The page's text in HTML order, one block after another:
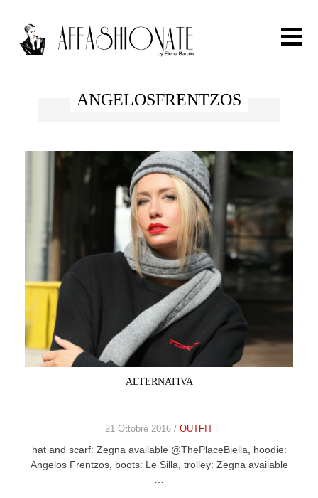
FASHION
OUTFIT
BEAUTY
CELEB
ANGELOSFRENTZOS
ALTERNATIVA
21 Ottobre 2016 / OUTFIT
hat and scarf: Zegna available @ThePlaceBiella, hoodie:
Angelos Frentzos, boots: Le Silla, trolley: Zegna available